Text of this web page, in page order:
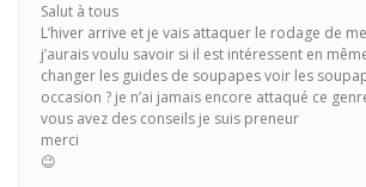
Salut à tous
L’hiver arrive et je vais attaquer le rodage de
j’aurais voulu savoir si il est intéressent en
changer les guides de soupapes voir les
occasion ? je n’ai jamais encore attaqué ce
vous avez des conseils je suis preneur
merci
😉